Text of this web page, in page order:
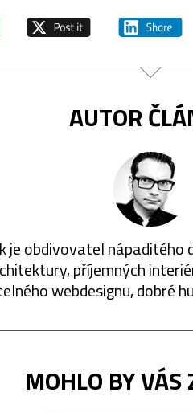
AUTOR
je obdivovatel nápaditého
příjemných
webdesignu, dobré
MOHLO BY VÁS